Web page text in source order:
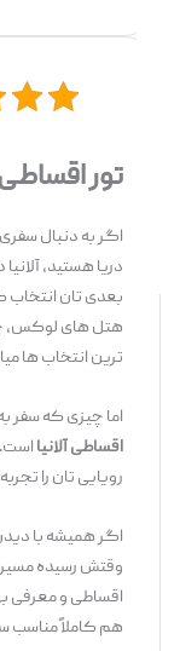
تور اقساطی
اگر به دنبال سفری
دریا هستید، آلانیا
بعدی‌ تان انتخاب کنید.
هتل ‌های لوکس، جاذبه
‌ترین انتخاب‌ ها میان
اما چیزی که سفر به
اقساطی آلانیااست. با این
رویایی ‌تان را تجربه
اگر همیشه با دیدن
وقتش رسیده مسیر تان
اقساطی و معرفی
هم کاملاً مناسب سلیقه